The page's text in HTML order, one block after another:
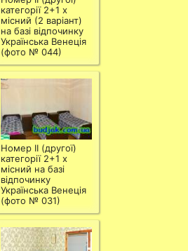
категорії 2+1 х
місний (2 варіант)
на базі відпочинку
Українська Венеція
(фото № 044)
Номер ІІ (другої)
категорії 2+1 х
місний на базі
відпочинку
Українська Венеція
(фото № 031)